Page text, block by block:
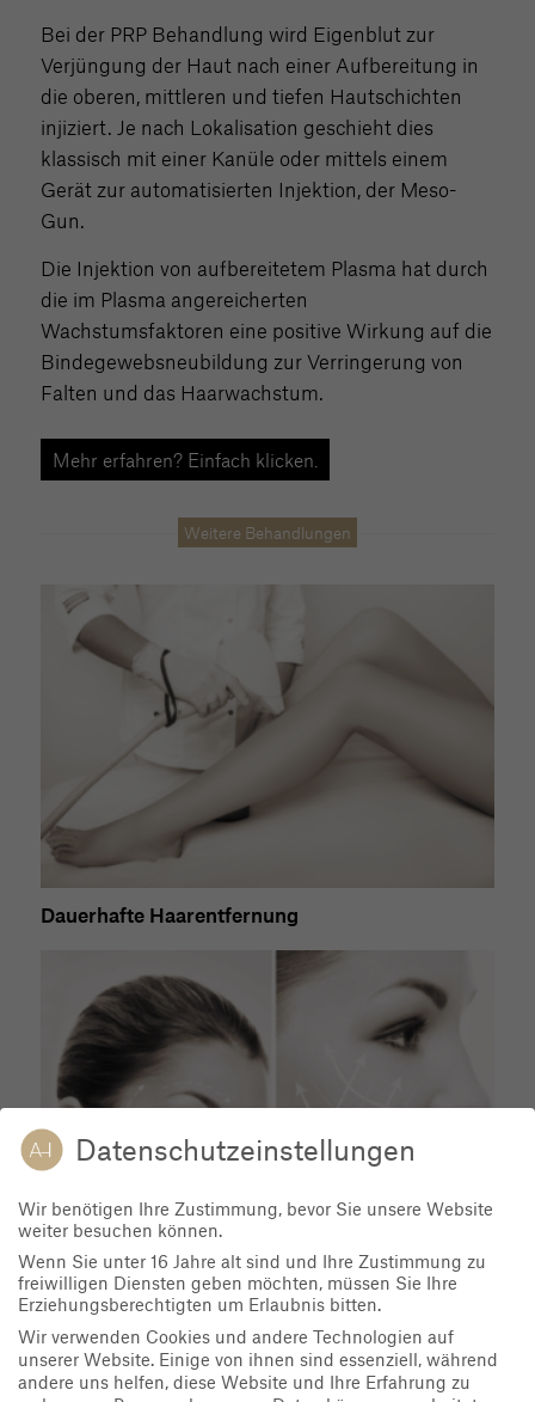
Bei der PRP Behandlung wird Eigenblut zur
Verjüngung der Haut nach einer Aufbereitung in
die oberen, mittleren und tiefen Hautschichten
injiziert. Je nach Lokalisation geschieht dies
klassisch mit einer Kanüle oder mittels einem
Gerät zur automatisierten Injektion, der Meso-
Gun.
Die Injektion von aufbereitetem Plasma hat durch
die im Plasma angereicherten
Wachstumsfaktoren eine positive Wirkung auf die
Bindegewebsneubildung zur Verringerung von
Falten und das Haarwachstum.
Mehr erfahren? Einfach klicken.
Weitere Behandlungen
Dauerhafte Haarentfernung
Sculptra®, Falten
Datenschutzeinstellungen
Wir benötigen Ihre Zustimmung, bevor Sie unsere Website
weiter besuchen können.
Wenn Sie unter 16 Jahre alt sind und Ihre Zustimmung zu
freiwilligen Diensten geben möchten, müssen Sie Ihre
Erziehungsberechtigten um Erlaubnis bitten.
Wir verwenden Cookies und andere Technologien auf
unserer Website. Einige von ihnen sind essenziell, während
andere uns helfen, diese Website und Ihre Erfahrung zu